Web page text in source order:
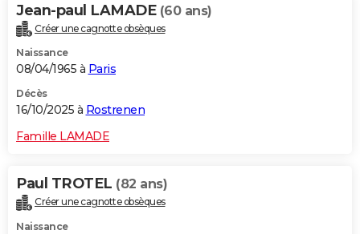
Jean-paul LAMADE (60 ans)
Créer une cagnotte obsèques
Naissance
08/04/1965 à Paris
Décès
16/10/2025 à Rostrenen
Famille LAMADE
Paul TROTEL (82 ans)
Créer une cagnotte obsèques
Naissance